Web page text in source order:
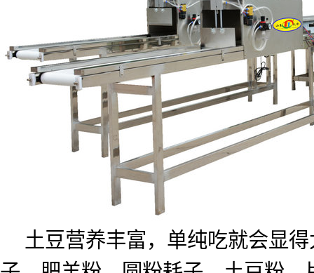
土豆营养丰富，单纯吃就会显